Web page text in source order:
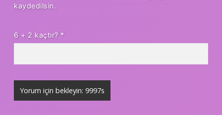
kaydedilsin.
6 + 2 kaçtır? *